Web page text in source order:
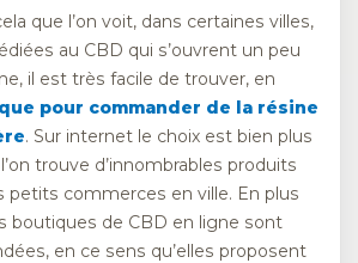
que l’on voit, dans certaines villes,
au CBD qui s’ouvrent un peu
il est très facile de trouver, en
pour commander de la résine
. Sur internet le choix est bien plus
trouve d’innombrables produits
petits commerces en ville. En plus
boutiques de CBD en ligne sont
en ce sens qu’elles proposent